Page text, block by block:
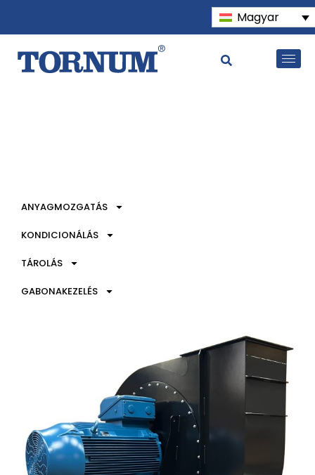
Magyar
ANYAGMOZGATÁS
KONDICIONÁLÁS
TÁROLÁS
GABONAKEZELÉS